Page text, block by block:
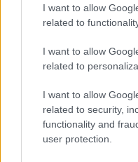
I want to allow
related to
I want to allow
related to
I want to allow
related to security,
functionality and
user protection.
3/08/2026 - 1:54μμ